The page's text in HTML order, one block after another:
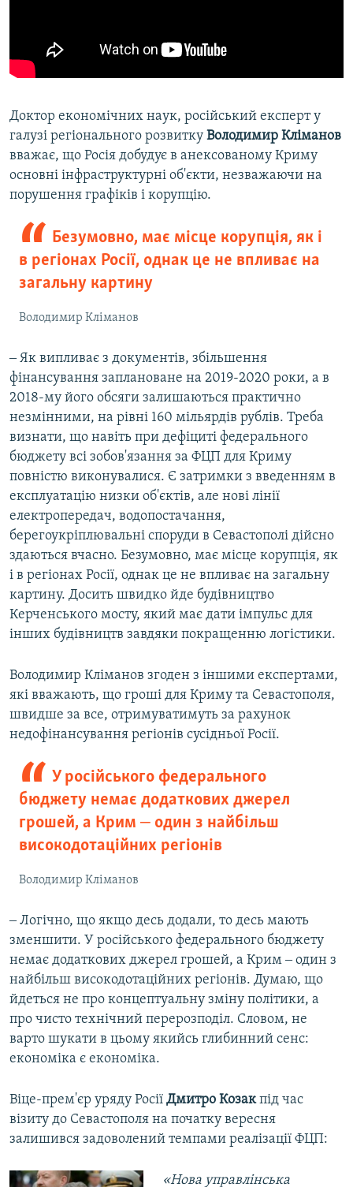
Доктор економічних наук, російський експерт у
галузі регіонального розвитку Володимир Кліманов
вважає, що Росія добудує в анексованому Криму
основні інфраструктурні об'єкти, незважаючи на
порушення графіків і корупцію.
Безумовно, має місце корупція, як і
в регіонах Росії, однак це не впливає на
загальну картину
Володимир Кліманов
‒ Як випливає з документів, збільшення
фінансування заплановане на 2019-2020 роки, а в
2018-му його обсяги залишаються практично
незмінними, на рівні 160 мільярдів рублів. Треба
визнати, що навіть при дефіциті федерального
бюджету всі зобов'язання за ФЦП для Криму
повністю виконувалися. Є затримки з введенням в
експлуатацію низки об'єктів, але нові лінії
електропередач, водопостачання,
берегоукріплювальні споруди в Севастополі дійсно
здаються вчасно. Безумовно, має місце корупція, як
і в регіонах Росії, однак це не впливає на загальну
картину. Досить швидко йде будівництво
Керченського мосту, який має дати імпульс для
інших будівництв завдяки покращенню логістики.
Володимир Кліманов згоден з іншими експертами,
які вважають, що гроші для Криму та Севастополя,
швидше за все, отримуватимуть за рахунок
недофінансування регіонів сусідньої Росії.
У російського федерального
бюджету немає додаткових джерел
грошей, а Крим ‒ один з найбільш
високодотаційних регіонів
Володимир Кліманов
‒ Логічно, що якщо десь додали, то десь мають
зменшити. У російського федерального бюджету
немає додаткових джерел грошей, а Крим ‒ один з
найбільш високодотаційних регіонів. Думаю, що
йдеться не про концептуальну зміну політики, а
про чисто технічний перерозподіл. Словом, не
варто шукати в цьому якийсь глибинний сенс:
економіка є економіка.
Віце-прем'єр уряду Росії Дмитро Козакпід час
візиту до Севастополя на початку вересня
залишився задоволений темпами реалізації ФЦП:
«Нова управлінська